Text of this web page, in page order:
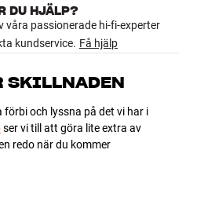
DU HJÄLP?
våra passionerade hi-fi-experter
kundservice. Få hjälp
SKILLNADEN
och lyssna på det vi har i
ser vi till att göra lite extra av
redo när du kommer